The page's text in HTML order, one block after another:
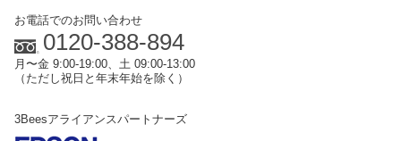
お電話でのお問い合わせ
0120-388-894
月〜金 9:00-19:00、土 09:00-13:00
（ただし祝日と年末年始を除く）
3Beesアライアンスパートナーズ